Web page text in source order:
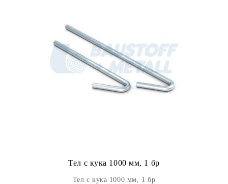
Тел с кука 1000 мм, 1 бр
Тел с кука 1000 мм, 1 бр